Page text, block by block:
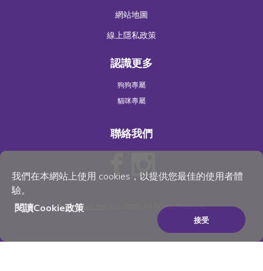
我們在本網站上使用 cookies，以提供您最佳的使用者體
驗。
閱讀Cookie政策
接受
網站地圖
線上隱私政策
認識更多
狗狗專屬
貓咪專屬
聯絡我們
©Wellness Pet , LLC 2023. All Rights Reserved